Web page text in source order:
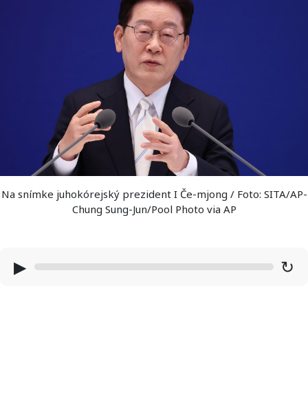
Na snímke juhokórejský prezident I Če-mjong / Foto: SITA/AP-
Chung Sung-Jun/Pool Photo via AP
▶ ↻